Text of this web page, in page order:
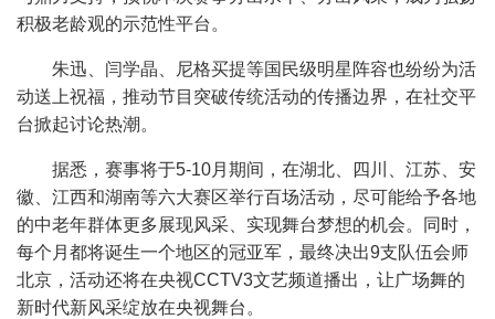
积极老龄观的示范性平台。
朱迅、闫学晶、尼格买提等国民级明星阵容也纷纷为活
动送上祝福，推动节目突破传统活动的传播边界，在社交平
台掀起讨论热潮。
据悉，赛事将于5-10月期间，在湖北、四川、江苏、安
徽、江西和湖南等六大赛区举行百场活动，尽可能给予各地
的中老年群体更多展现风采、实现舞台梦想的机会。同时，
每个月都将诞生一个地区的冠亚军，最终决出9支队伍会师
北京，活动还将在央视CCTV3文艺频道播出，让广场舞的
新时代新风采绽放在央视舞台。